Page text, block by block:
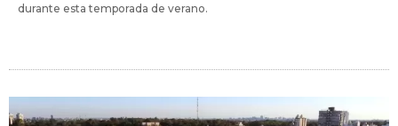
durante esta temporada de verano.